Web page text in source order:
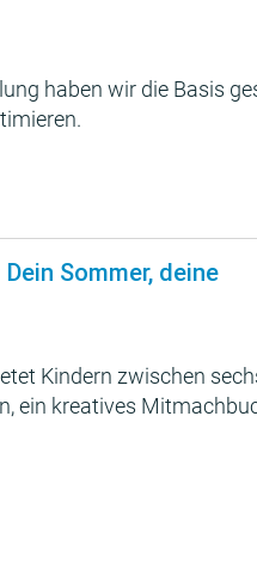
haben wir die Basis
Sommer, deine
Kindern zwischen
ein kreatives